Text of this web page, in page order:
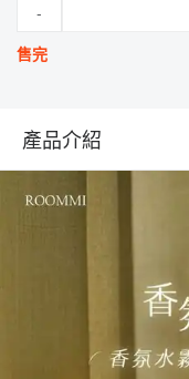
-
售完
產品介紹